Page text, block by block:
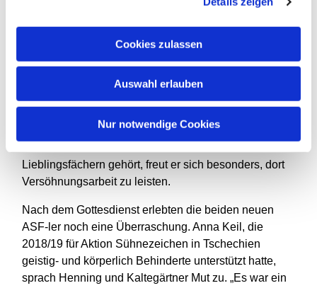
Cookies zulassen
Auswahl erlauben
Nur notwendige Cookies
lebten dort, sodass ‘Camp Westernbork‘
zwischenzeitlich das größte Krankenhaus der
Niederlande hatte“, erzählt Kaltegärtner.
ASF, nachdem er sich für ein FSJ im Ausland
Lieblingsfächern gehört, freut er sich besonders, dort
Versöhnungsarbeit zu leisten.
Nach dem Gottesdienst erlebten die beiden neuen
ASF-ler noch eine Überraschung. Anna Keil, die
2018/19 für Aktion Sühnezeichen in Tschechien
geistig- und körperlich Behinderte unterstützt hatte,
sprach Henning und Kaltegärtner Mut zu. „Es war ein